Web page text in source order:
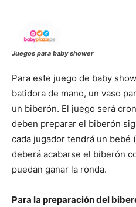
Juegos para baby shower
Para este juego de baby
batidora de mano, un vaso
un biberón. El juego será
deben preparar el biberón
cada jugador tendrá un bebé
deberá acabarse el biberón
puedan ganar la ronda.
Para la preparación del